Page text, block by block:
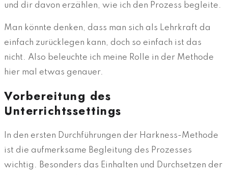
und dir davon erzählen, wie ich den Prozess begleite.
Man könnte denken, dass man sich als Lehrkraft da
einfach zurücklegen kann, doch so einfach ist das
nicht. Also beleuchte ich meine Rolle in der Methode
hier mal etwas genauer.
Vorbereitung des
Unterrichtssettings
In den ersten Durchführungen der Harkness-Methode
ist die aufmerksame Begleitung des Prozesses
wichtig. Besonders das Einhalten und Durchsetzen der